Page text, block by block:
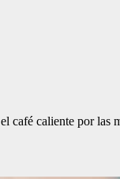
café caliente por las